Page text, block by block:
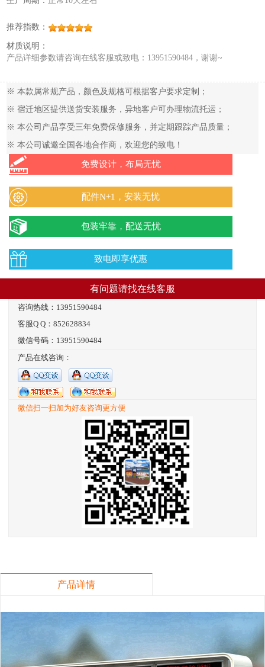
推荐指数：
材质说明：
产品详细参数请咨询在线客服或致电：13951590484，谢谢~
※ 本款属常规产品，颜色及规格可根据客户要求定制；
※ 宿迁地区提供送货安装服务，异地客户可办理物流托运；
※ 本公司产品享受三年免费保修服务，并定期跟踪产品质量；
※ 本公司诚邀全国各地合作商，欢迎您的致电！
免费设计，布局无忧
配件N+1，安装无忧
包装牢靠，配送无忧
致电即享优惠
有问题请找在线客服
咨询热线：13951590484
客服Q Q：852628834
微信号码：13951590484
产品在线咨询：
微信扫一扫加为好友咨询更方便
产品详情